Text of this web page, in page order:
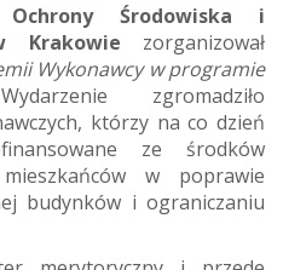
Ochrony Środowiska i
Krakowie zorganizował
Wykonawcy w programie
zgromadziło
którzy na co dzień
ze środków
w poprawie
budynków i ograniczaniu